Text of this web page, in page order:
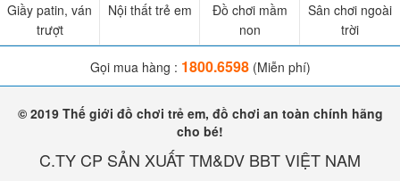
Giầy patin, ván
trượt
Nội thất trẻ em
Đồ chơi mầm
non
Sân chơi ngoài
trời
Gọi mua hàng : 1800.6598(Miễn phí)
© 2019 Thế giới đồ chơi trẻ em, đồ chơi an toàn chính hãng
cho bé!
C.TY CP SẢN XUẤT TM&DV BBT VIỆT NAM